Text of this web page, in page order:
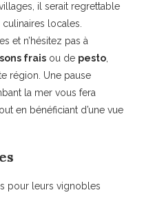
il serait regrettable
locales.
et n’hésitez pas à
frais ou de pesto,
région. Une pause
la mer vous fera
en bénéficiant d’une vue
pour leurs vignobles